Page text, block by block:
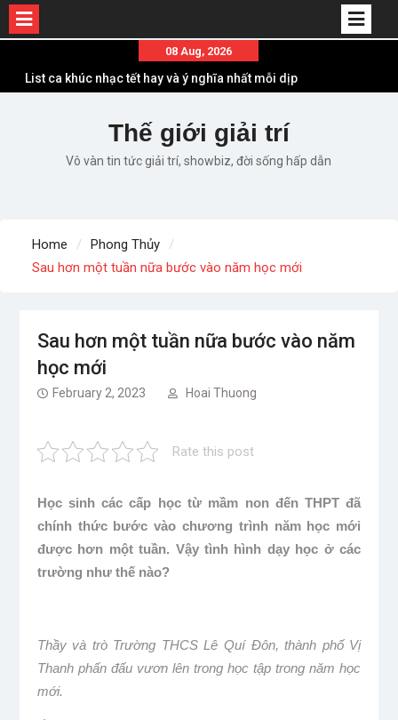
content
08 Aug, 2026
List ca khúc nhạc tết hay và ý nghĩa nhất mỗi dịp
Em ơi lên phố – Minh Vương: Màn comeback
“ngoạn mục” với triệu view
Những ca khúc nhạc xuân “sặc mùi” quảng cáo
Lời bài hát Chúng Ta của Hiện Tại – Sơn Tùng M-
TP – Full lyrics bản chuẩn
Thế giới giải trí
Vô vàn tin tức giải trí, showbiz, đời sống hấp dẫn
Home
Phong Thủy
Sau hơn một tuần nữa bước vào năm học mới
Sau hơn một tuần nữa bước vào năm
học mới
February 2, 2023 Hoai Thuong
Rate this post
Học sinh các cấp học từ mầm non đến THPT đã
chính thức bước vào chương trình năm học mới
được hơn một tuần. Vậy tình hình dạy học ở các
trường như thế nào?
Thầy và trò Trường THCS Lê Quí Đôn, thành phố Vị
Thanh phấn đấu vươn lên trong học tập trong năm học
mới.